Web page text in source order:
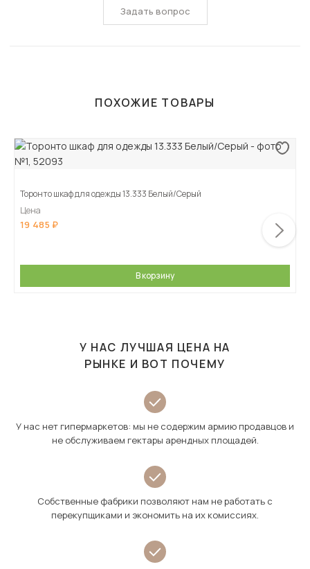
Задать вопрос
ПОХОЖИЕ ТОВАРЫ
Торонто шкаф для одежды 13.333 Белый/Серый
Цена
19 485
В корзину
У НАС ЛУЧШАЯ ЦЕНА НА
РЫНКЕ И ВОТ ПОЧЕМУ
У нас нет гипермаркетов: мы не содержим армию продавцов и
не обслуживаем гектары арендных площадей.
Собственные фабрики позволяют нам не работать с
перекупщиками и экономить на их комиссиях.